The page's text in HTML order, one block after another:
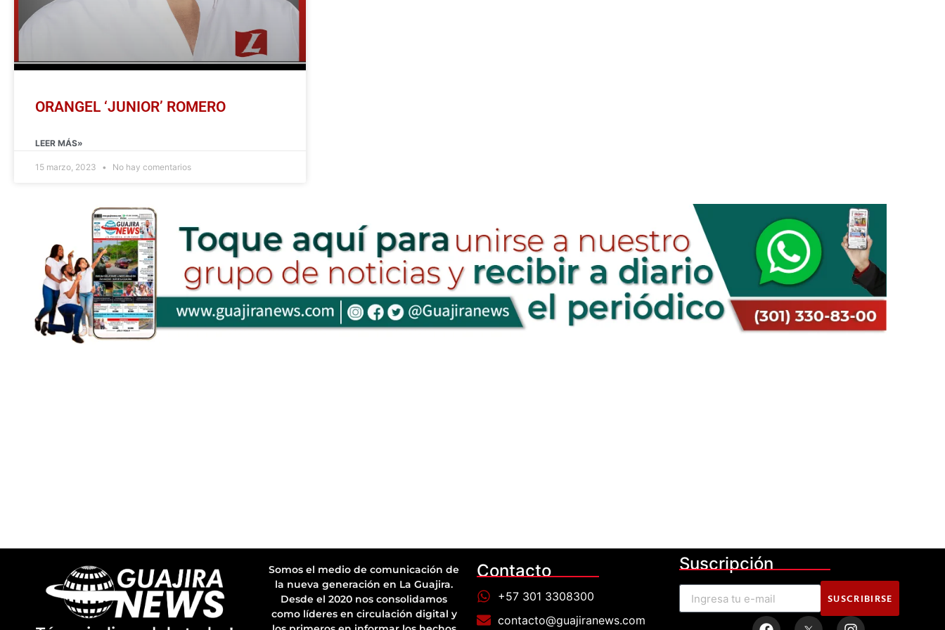
ORANGEL ‘JUNIOR’ ROMERO
LEER MÁS»
15 marzo, 2023 No hay comentarios
Somos el medio de comunicación de
la nueva generación en La Guajira.
Desde el 2020 nos consolidamos
como líderes en circulación digital y
Contacto
+57 301 3308300
contacto@guajiranews.com
Suscripción
SUSCRIBIRSE